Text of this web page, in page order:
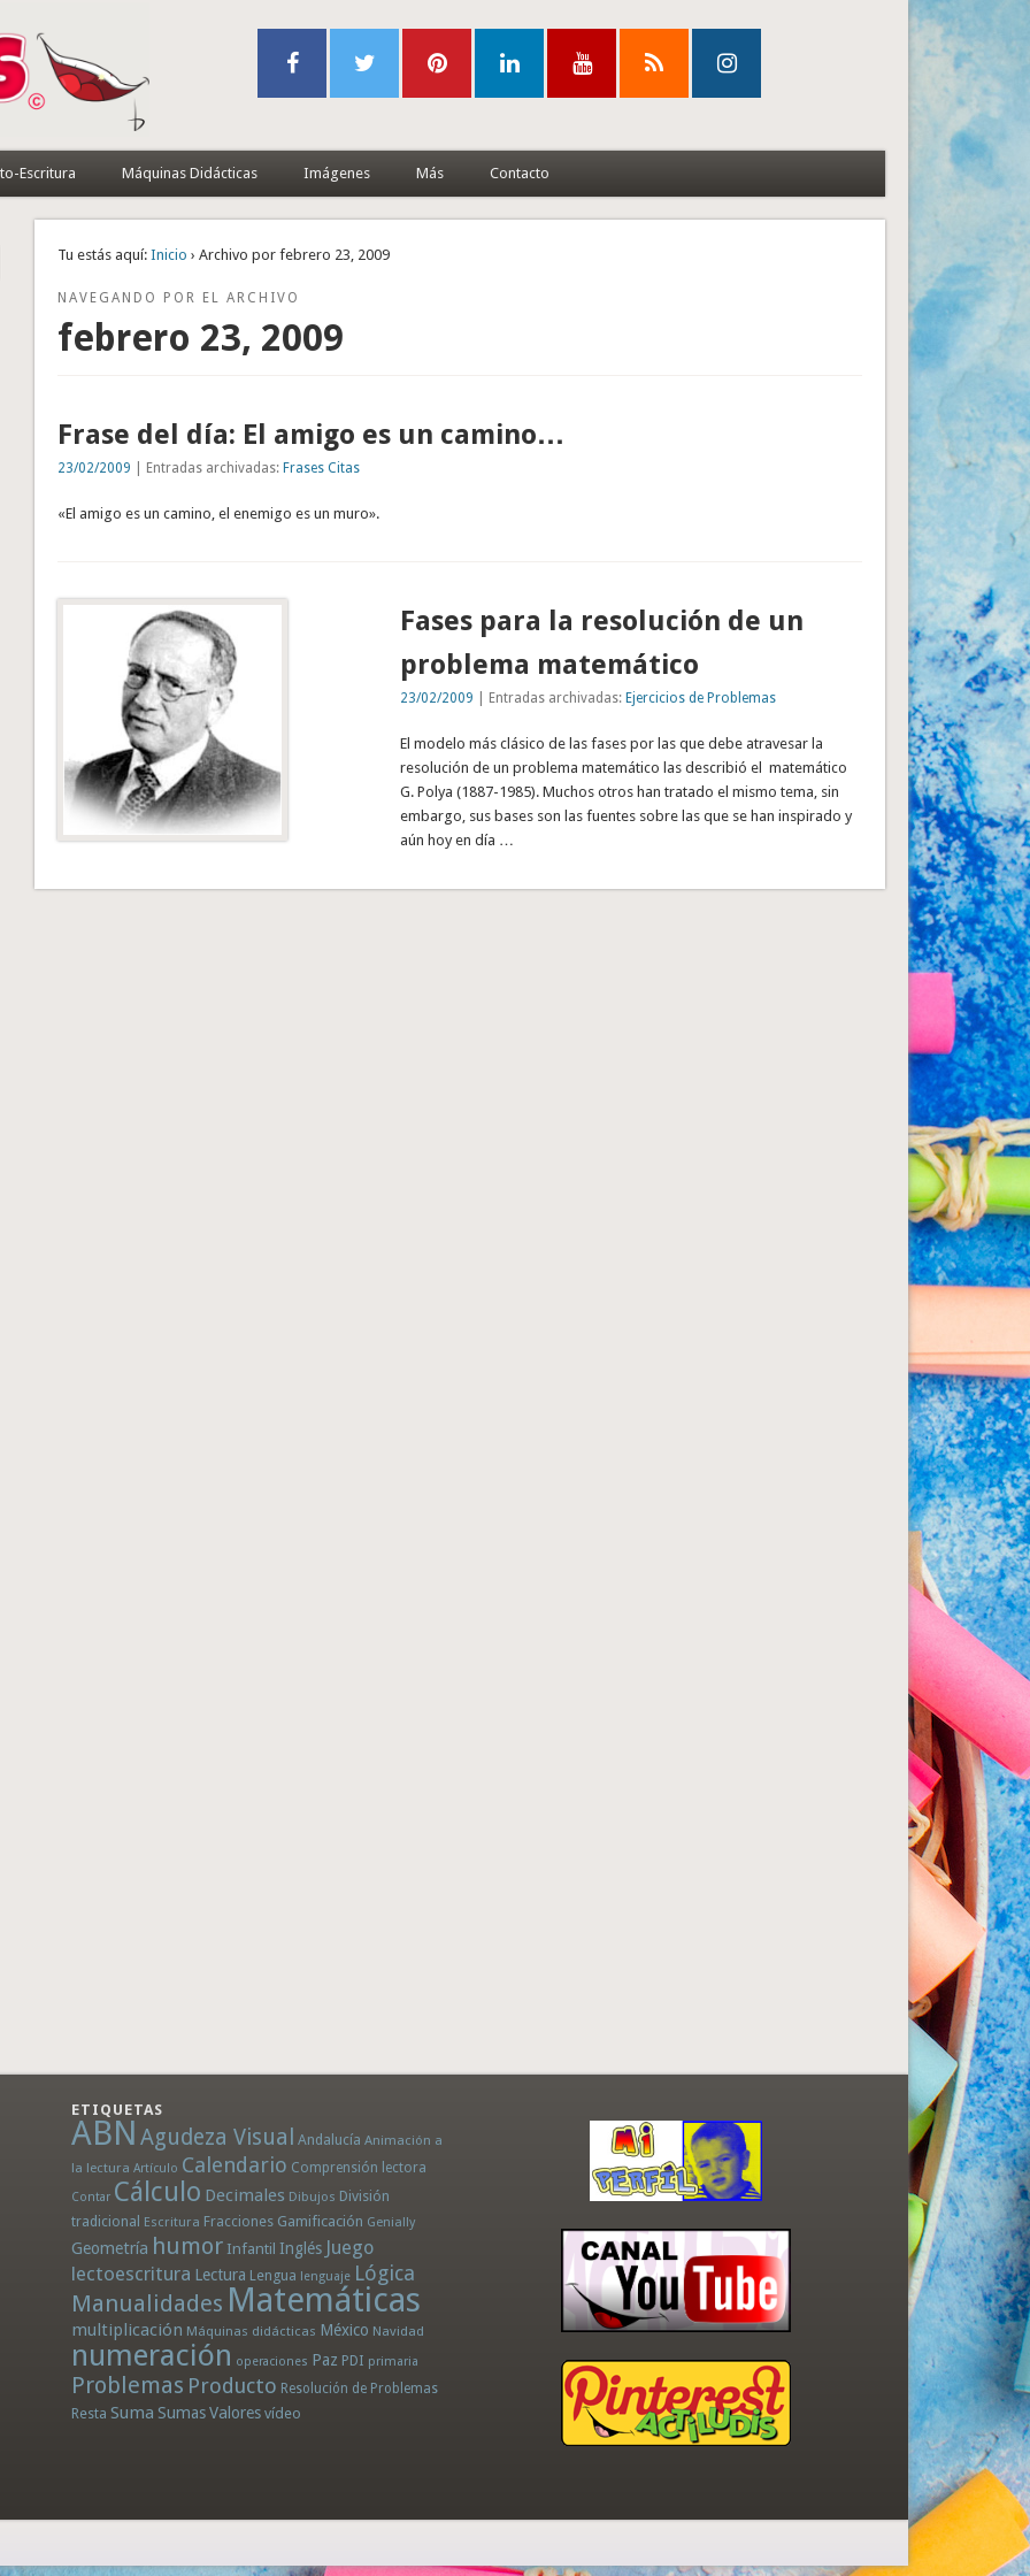
Escritura Máquinas Didácticas Imágenes Más Contacto
Tu estás aquí: Inicio › Archivo por febrero 23, 2009
NAVEGANDO POR EL ARCHIVO
febrero 23, 2009
Frase del día: El amigo es un camino…
23/02/2009 | Entradas archivadas:Frases Citas
«El amigo es un camino, el enemigo es un muro».
Fases para la resolución de un
problema matemático
23/02/2009 | Entradas archivadas: Ejercicios de Problemas
El modelo más clásico de las fases por las que debe atravesar la
resolución de un problema matemático las describió el matemático
G. Polya (1887-1985). Muchos otros han tratado el mismo tema, sin
embargo, sus bases son las fuentes sobre las que se han inspirado y
aún hoy en día …
ETIQUETAS
ABN Agudeza Visual Andalucía Animación a
la lectura Artículo Calendario Comprensión lectora
Contar Cálculo Decimales Dibujos División
tradicional Escritura Fracciones Gamificación Genially
Geometría humor Infantil Inglés Juego
lectoescritura Lectura Lengua lenguaje Lógica
Manualidades Matemáticas
multiplicación Máquinas didácticas México Navidad
numeración operaciones Paz PDI primaria
Problemas Producto Resolución de Problemas
Resta Suma SumasValores vídeo